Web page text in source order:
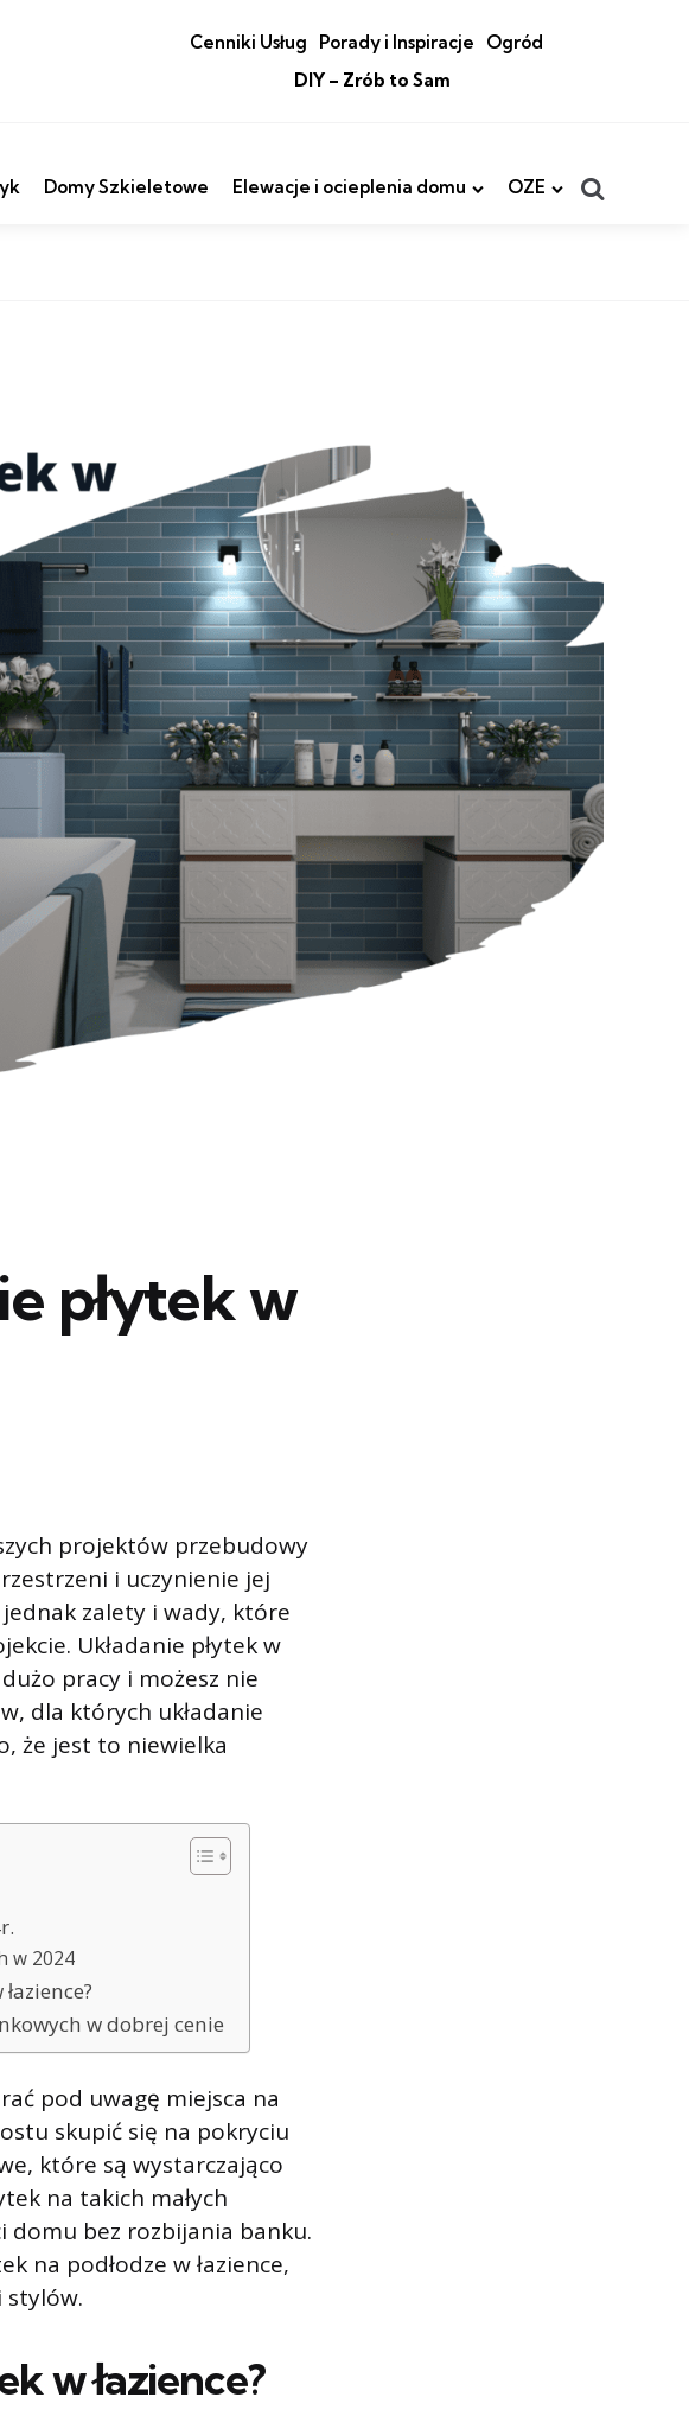
Cenniki Usług Porady i Inspiracje
Ogród
DIY – Zrób to Sam
Domy Szkieletowe Elewacje i ocieplenia domu OZE
płytek w
projektów przebudowy
i uczynienie jej
zalety i wady, które
Układanie płytek w
pracy i możesz nie
dla których układanie
że jest to niewielka
w 2024
w dobrej cenie
pod uwagę miejsca na
skupić się na pokryciu
które są wystarczająco
na takich małych
domu bez rozbijania banku.
na podłodze w łazience,
stylów.
w łazience?